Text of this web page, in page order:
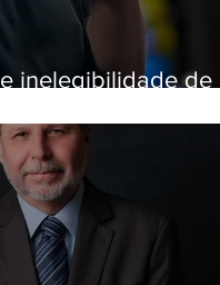
inelegibilidade de